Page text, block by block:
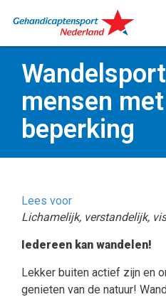
mensen
beperking
Lees voor
Lichamelijk, verstandelijk,
Iedereen kan wandelen!
Lekker buiten actief zijn en
genieten van de natuur!